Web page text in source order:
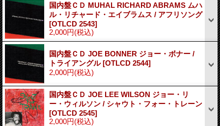
国内盤ＣＤ MUHAL RICHARD ABRAMS ムハ
ル・リチャード・エイブラムス / アフリソング
[OTLCD 2543]
2,000円(税込)
国内盤ＣＤ JOE BONNER ジョー・ボナー /
トライアングル[OTLCD 2544]
2,000円(税込)
国内盤ＣＤ JOE LEE WILSON ジョー・リ
ー・ウィルソン / シャウト・フォー・トレーン
[OTLCD 2545]
2,000円(税込)